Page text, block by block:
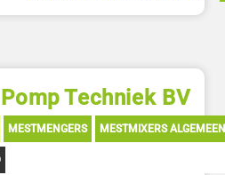
Techniek BV
MESTMENGERS MESTMIXERS